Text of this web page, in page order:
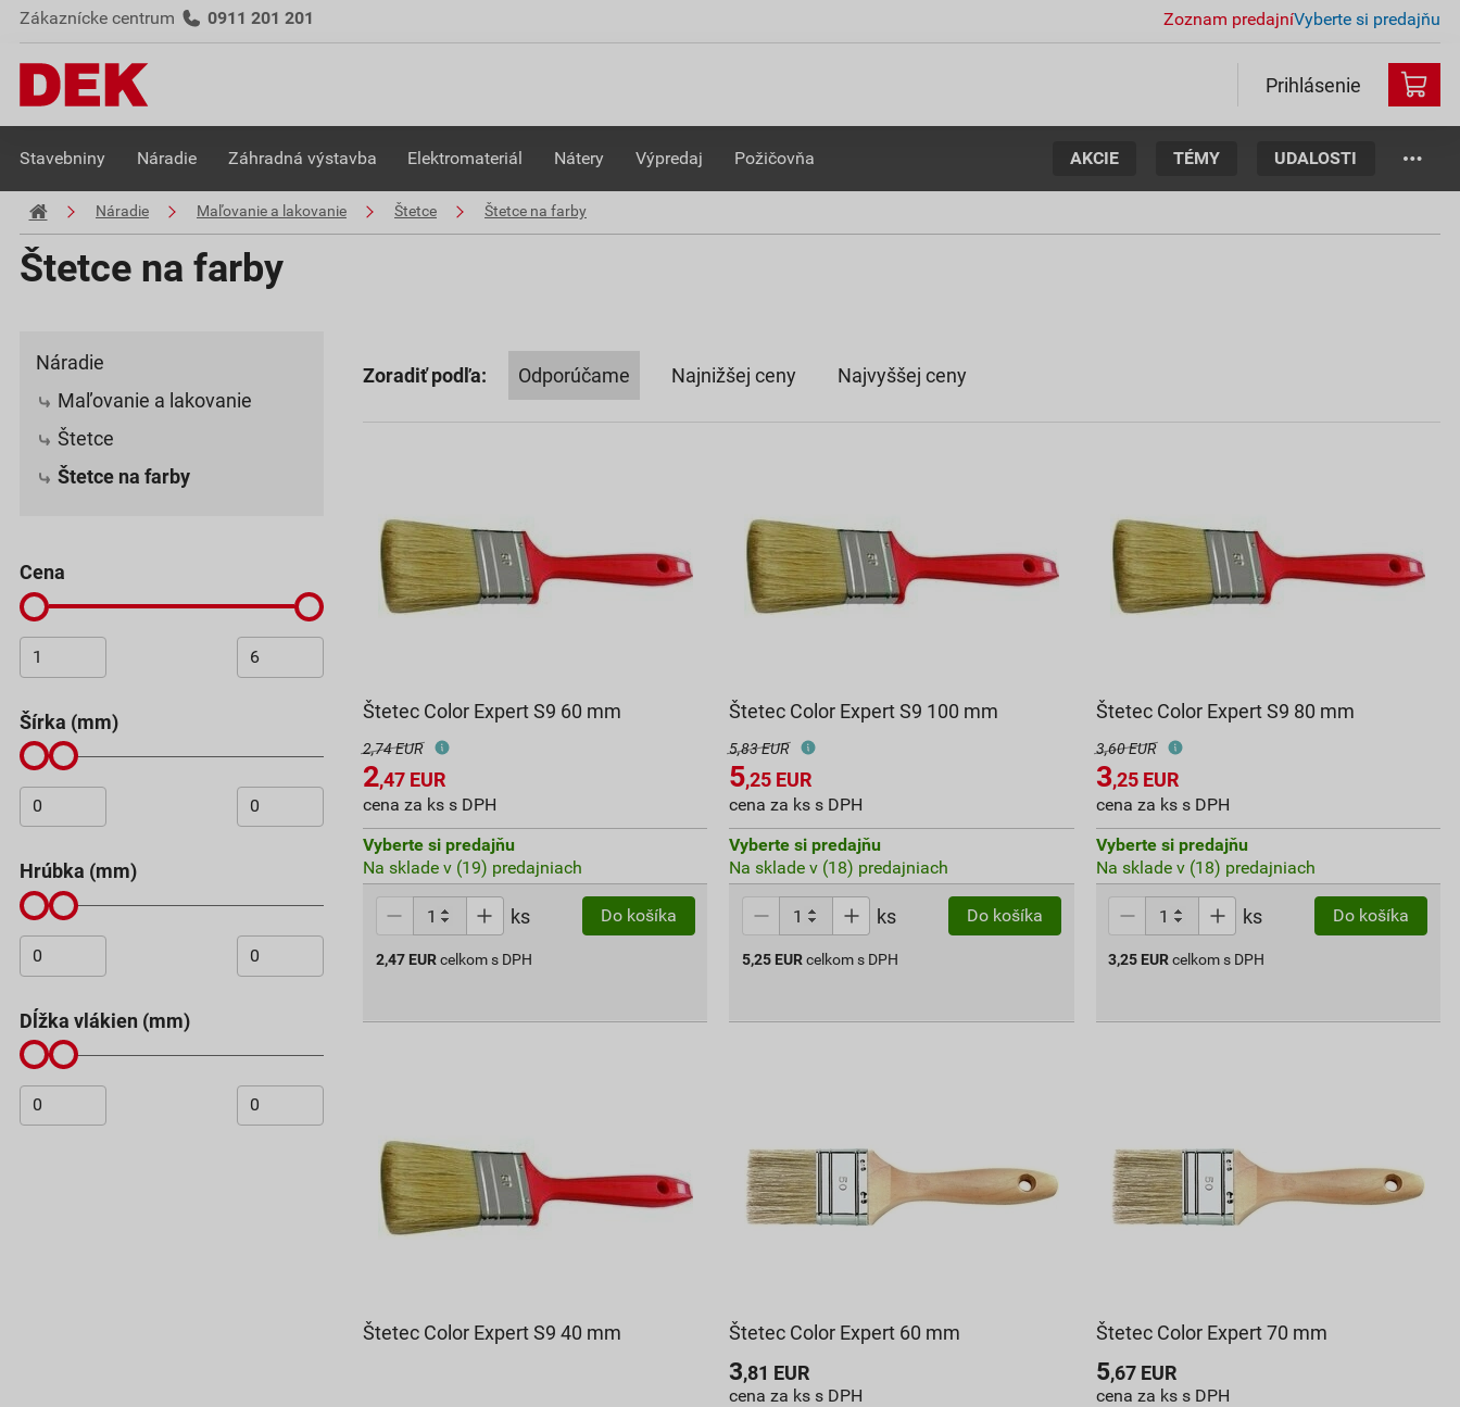
Zákaznícke centrum 0911 201 201 Zoznam predajníVyberte si predajňu
Prihlásenie
Stavebniny Náradie Záhradná výstavba Elektromateriál Nátery Výpredaj Požičovňa AKCIE TÉMY UDALOSTI
Náradie Maľovanie a lakovanie Štetce Štetce na farby
Štetce na farby
Náradie
Maľovanie a lakovanie
Štetce
Štetce na farby
šírka (mm)
hrúbka (mm)
dĺžka vlákien (mm)
Cena
Zoradiť podľa: Odporúčame Najnižšej ceny Najvyššej ceny
Štetec Color Expert S9 60 mm
2,74 EUR
2,47 EUR
cena za ks s DPH
Vyberte si predajňu
Na sklade v (19) predajniach
ks Do košíka
2,47 EUR celkom s DPH
Štetec Color Expert S9 100 mm
5,83 EUR
5,25 EUR
cena za ks s DPH
Vyberte si predajňu
Na sklade v (18) predajniach
ks Do košíka
5,25 EURcelkom s DPH
Štetec Color Expert S9 80 mm
3,60 EUR
3,25EUR
cena za ks s DPH
Vyberte si predajňu
Na sklade v (18) predajniach
ks Do košíka
3,25 EUR celkom s DPH
Štetec Color Expert S9 40 mm Štetec Color Expert 60 mm
3,81 EUR
cena za ks s DPH
Štetec Color Expert 70 mm
5,67EUR
cena za ks s DPH